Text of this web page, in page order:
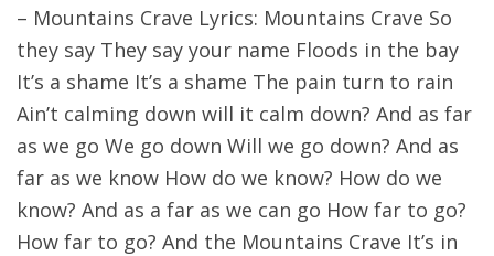
– Mountains Crave Lyrics: Mountains Crave So
they say They say your name Floods in the bay
It’s a shame It’s a shame The pain turn to rain
Ain’t calming down will it calm down? And as far
as we go We go down Will we go down? And as
far as we know How do we know? How do we
know? And as a far as we can go How far to go?
How far to go? And the Mountains Crave It’s in